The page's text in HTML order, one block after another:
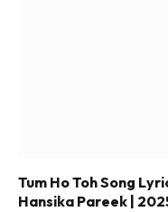
Tum Ho Toh Song
Hansika Pareek |